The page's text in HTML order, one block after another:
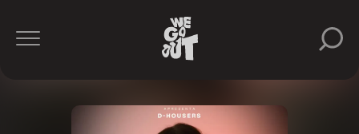
Cinthie
https://www.instagram.com/dedgeclubrio/